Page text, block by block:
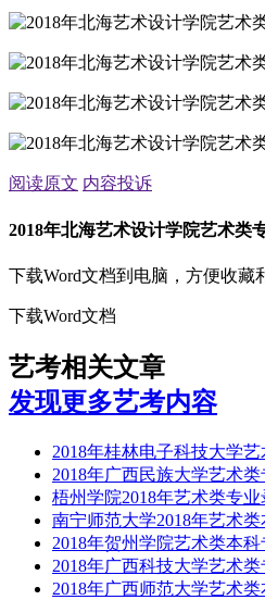
阅读原文 内容投诉
2018年北海艺术设计学院艺术类
下载Word文档到电脑，方便收藏
下载Word文档
艺考相关文章
发现更多艺考内容
2018年桂林电子科技大学
2018年广西民族大学艺术
梧州学院2018年艺术类专
南宁师范大学2018年艺术
2018年贺州学院艺术类本
2018年广西科技大学艺术
2018年广西师范大学艺术